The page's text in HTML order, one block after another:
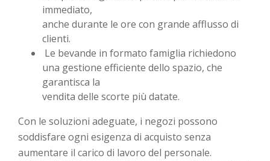
immediato,
anche durante le ore con grande afflusso di
clienti.
Le bevande in formato famiglia richiedono
una gestione efficiente dello spazio, che
garantisca la
vendita delle scorte più datate.
Con le soluzioni adeguate, i negozi possono
soddisfare ogni esigenza di acquisto senza
aumentare il carico di lavoro del personale.